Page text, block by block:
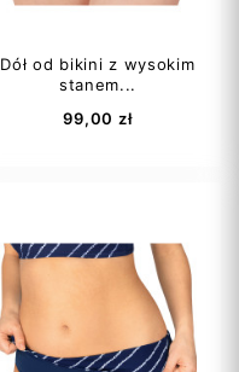
Dodaj do koszyka
Dół od bikini z wysokim
stanem...
99,00 zł